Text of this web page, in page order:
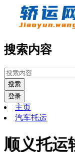
搜索内容
搜索
登录
主页
汽车托运
顺义托运